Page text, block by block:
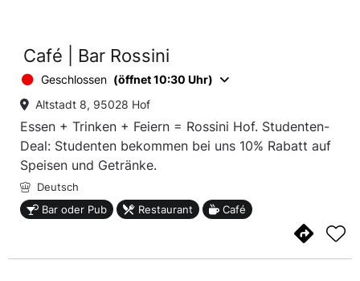
Café | Bar Rossini
Geschlossen (öffnet 10:30 Uhr)
Altstadt 8, 95028 Hof
Essen + Trinken + Feiern = Rossini Hof. Studenten-
Deal: Studenten bekommen bei uns 10% Rabatt auf
Speisen und Getränke.
Deutsch
Bar oder Pub Restaurant Café